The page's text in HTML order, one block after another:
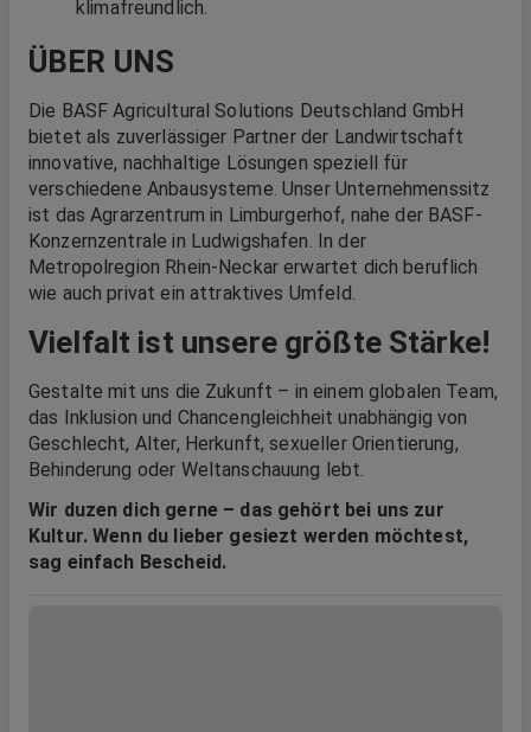
klimafreundlich.
ÜBER UNS
Die BASF Agricultural Solutions Deutschland GmbH
bietet als zuverlässiger Partner der Landwirtschaft
innovative, nachhaltige Lösungen speziell für
verschiedene Anbausysteme. Unser Unternehmenssitz
ist das Agrarzentrum in Limburgerhof, nahe der BASF-
Konzernzentrale in Ludwigshafen. In der
Metropolregion Rhein-Neckar erwartet dich beruflich
wie auch privat ein attraktives Umfeld.
Vielfalt ist unsere größte Stärke!
Gestalte mit uns die Zukunft – in einem globalen Team,
das Inklusion und Chancengleichheit unabhängig von
Geschlecht, Alter, Herkunft, sexueller Orientierung,
Behinderung oder Weltanschauung lebt.
Wir duzen dich gerne – das gehört bei uns zur
Kultur. Wenn du lieber gesiezt werden möchtest,
sag einfach Bescheid.